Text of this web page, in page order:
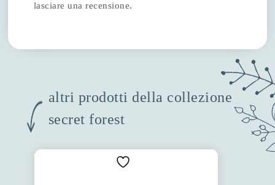
lasciare una recensione.
altri prodotti della collezione
secret forest